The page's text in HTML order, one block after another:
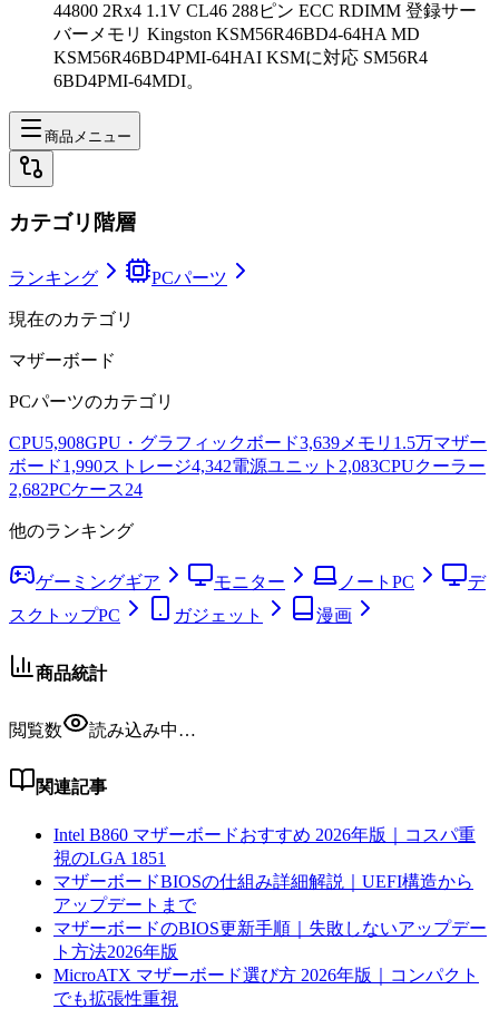
44800 2Rx4 1.1V CL46 288ピン ECC RDIMM 登録サー
バーメモリ Kingston KSM56R46BD4-64HA MD
KSM56R46BD4PMI-64HAI KSMに対応 SM56R4
6BD4PMI-64MDI。
商品メニュー
カテゴリ階層
ランキング PCパーツ
現在のカテゴリ
マザーボード
PCパーツのカテゴリ
CPU5,908GPU・グラフィックボード3,639メモリ 1.5万マザー
ボード1,990ストレージ4,342電源ユニット 2,083CPUクーラー
2,682PCケース24
他のランキング
ゲーミングギア モニター ノートPC
デ
スクトップPC
ガジェット 漫画
商品統計
閲覧数 読み込み中…
関連記事
Intel B860 マザーボードおすすめ 2026年版｜コスパ重
視のLGA 1851
マザーボードBIOSの仕組み詳細解説｜UEFI構造から
アップデートまで
マザーボードのBIOS更新手順｜失敗しないアップデー
ト方法2026年版
MicroATX マザーボード選び方 2026年版｜コンパクト
でも拡張性重視